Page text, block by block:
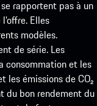
rapportent pas à un
Elles
modèles.
de série. Les
consommation et les
les émissions de CO₂
du bon rendement du